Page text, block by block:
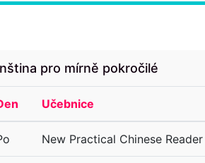
pro mírně pokročilé
Učebnice
New Practical Chinese